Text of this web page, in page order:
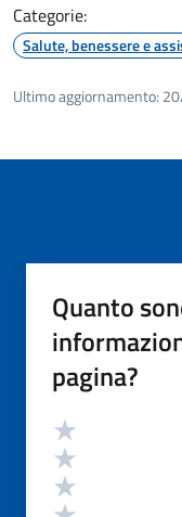
Categorie:
Salute, benessere e
Ultimo aggiornamento:
Quanto
pagina?
Valutazione